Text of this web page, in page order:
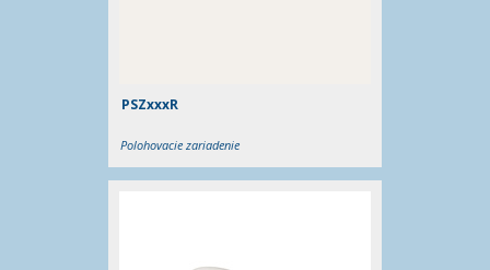
PSZxxxR
Polohovacie zariadenie